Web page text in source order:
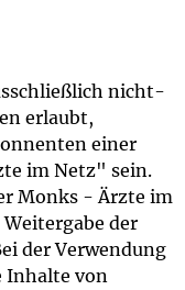
nicht-
erlaubt,
einer
im Netz" sein.
Monks - Ärzte im
der
der Verwendung
Inhalte von